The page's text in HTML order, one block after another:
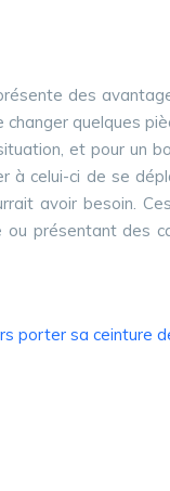
des
quelques
et pour un
à celui-ci de se
avoir besoin.
présentant des
porter sa ceinture